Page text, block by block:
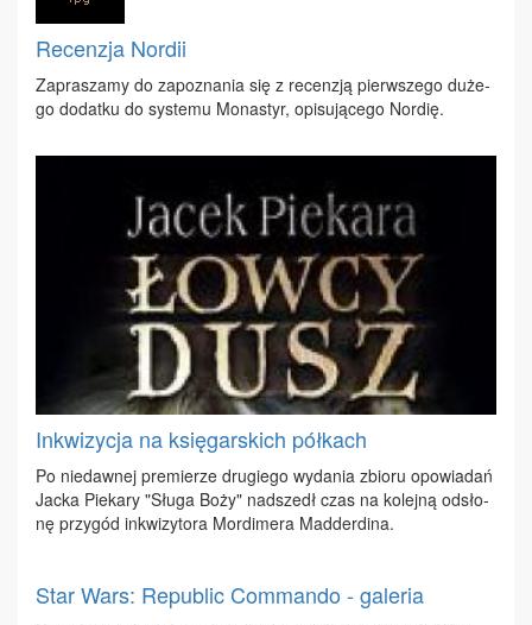
Recenzja Nordii
Za­pra­sza­my do za­po­zna­nia się z re­cen­zją pierw­sze­go du­że­
go do­dat­ku do sys­te­mu Mo­na­styr, opi­su­ją­ce­go Nor­dię.
Inkwizycja na księgarskich półkach
Po nie­daw­nej pre­mie­rze dru­gie­go wy­da­nia zbio­ru opo­wia­dań
Jac­ka Pie­ka­ry "Słu­ga Bo­ży" nad­szedł czas na ko­lej­ną od­sło­
nę przy­gód in­kwi­zy­to­ra Mor­di­me­ra Mad­der­di­na.
Star Wars: Republic Commando - galeria